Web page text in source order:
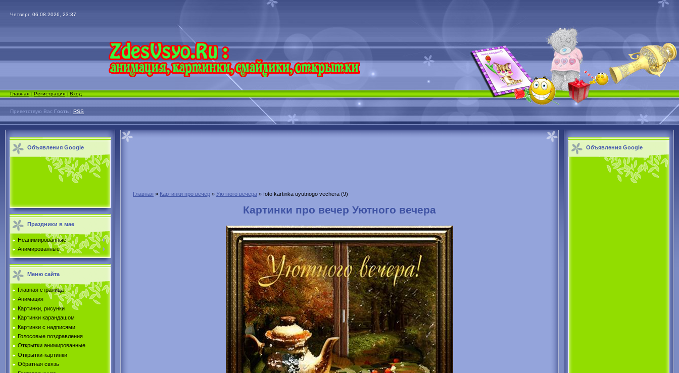
Четверг, 06.08.2026, 23:37
Главная|Регистрация|Вход
Приветствую Вас Гость | RSS
Объявления Google
Праздники в мае
Неанимированные
Анимированные
Меню сайта
Главная страница
Анимация
Картинки, рисунки
Картинки карандашом
Картинки с надписями
Голосовые поздравления
Открытки анимированные
Открытки-картинки
Обратная связь
Главная » Картинки про вечер » Уютного вечера » foto kartinka uyutnogo vechera (9)
Картинки про вечер Уютного вечера
Объявления Google